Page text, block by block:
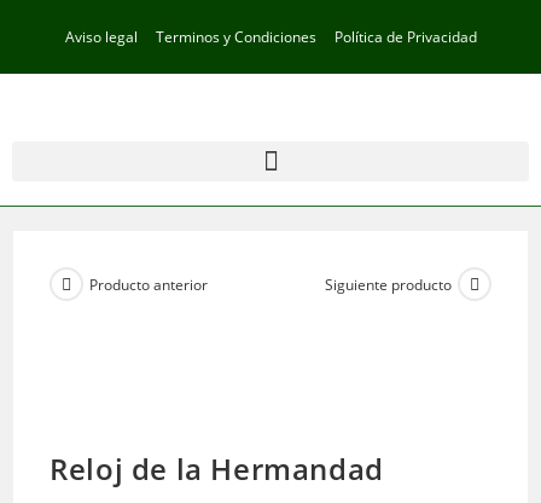
Aviso legal Terminos y Condiciones Política de Privacidad
Producto anterior Siguiente producto
Reloj de la Hermandad